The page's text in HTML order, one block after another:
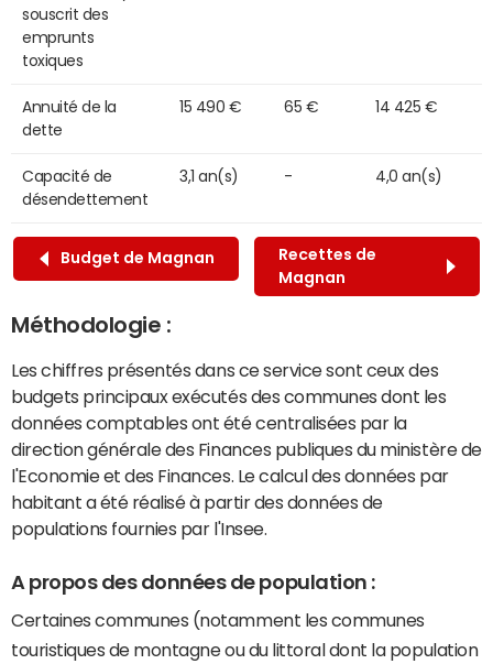
souscrit des
emprunts
toxiques
Annuité de la
dette
15 490 € 65 € 14 425 €
Capacité de
désendettement
3,1 an(s) - 4,0 an(s)
Budget de Magnan
Recettes de
Magnan
Méthodologie :
Les chiffres présentés dans ce service sont ceux des
budgets principaux exécutés des communes dont les
données comptables ont été centralisées par la
direction générale des Finances publiques du ministère de
l'Economie et des Finances. Le calcul des données par
habitant a été réalisé à partir des données de
populations fournies par l'Insee.
A propos des données de population :
Certaines communes (notamment les communes
touristiques de montagne ou du littoral dont la population